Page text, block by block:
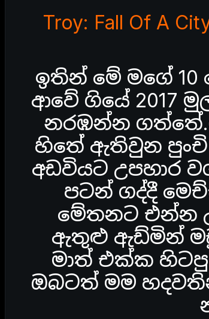
Troy: Fall Of A
ඉතින් මේ මගේ 10
ආවේ ගියේ 2017
නරඹන්න
හිතේ ඇතිවුන පුංචි
අඩවියට උපහාර
පටන් ගද්දී
මේතනට එන්න
ඇතුළු ඇඩ්මින්
මාත් එක්ක හිටපු
ඔබටත් මම